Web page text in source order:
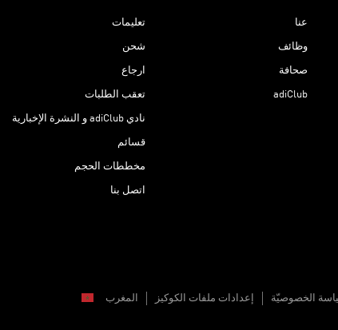
عنا
وظائف
صحافة
adiClub
تعليمات
شحن
ارجاع
تعقب الطلبات
نادي adiClub و النشرة الإخبارية
قسائم
مخططات الحجم
اتصل بنا
المغرب إعدادات ملفات الكوكيز الخصوصيّة